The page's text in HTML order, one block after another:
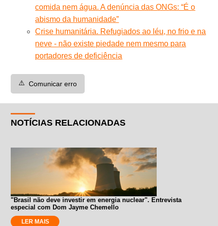
comida nem água. A denúncia das ONGs: “É o
abismo da humanidade”
Crise humanitária. Refugiados ao léu, no frio e na
neve - não existe piedade nem mesmo para
portadores de deficiência
⚠️ Comunicar erro
NOTÍCIAS RELACIONADAS
"Brasil não deve investir em energia nuclear". Entrevista
especial com Dom Jayme Chemello
LER MAIS